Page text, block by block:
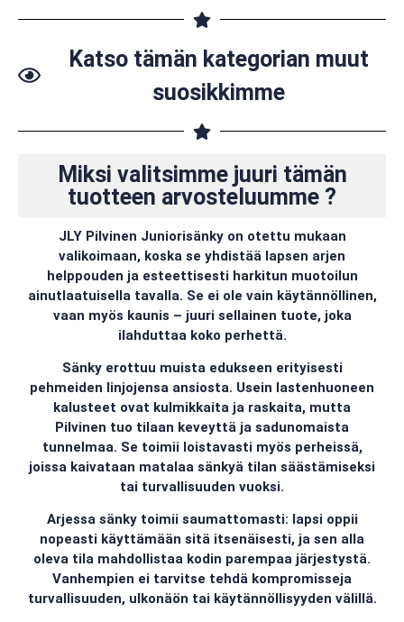
Katso tämän kategorian muut
suosikkimme
Miksi valitsimme juuri tämän
tuotteen arvosteluumme ?
JLY Pilvinen Juniorisänky on otettu mukaan
valikoimaan, koska se yhdistää lapsen arjen
helppouden ja esteettisesti harkitun muotoilun
ainutlaatuisella tavalla. Se ei ole vain käytännöllinen,
vaan myös kaunis – juuri sellainen tuote, joka
ilahduttaa koko perhettä.
Sänky erottuu muista edukseen erityisesti
pehmeiden linjojensa ansiosta. Usein lastenhuoneen
kalusteet ovat kulmikkaita ja raskaita, mutta
Pilvinen tuo tilaan keveyttä ja sadunomaista
tunnelmaa. Se toimii loistavasti myös perheissä,
joissa kaivataan matalaa sänkyä tilan säästämiseksi
tai turvallisuuden vuoksi.
Arjessa sänky toimii saumattomasti: lapsi oppii
nopeasti käyttämään sitä itsenäisesti, ja sen alla
oleva tila mahdollistaa kodin parempaa järjestystä.
Vanhempien ei tarvitse tehdä kompromisseja
turvallisuuden, ulkonäön tai käytännöllisyyden välillä.